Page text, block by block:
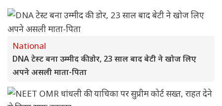
National
DNA टेस्ट बना उम्मीद की डोर, 23 साल बाद बेटी ने खोज लिए
अपने असली माता-पिता